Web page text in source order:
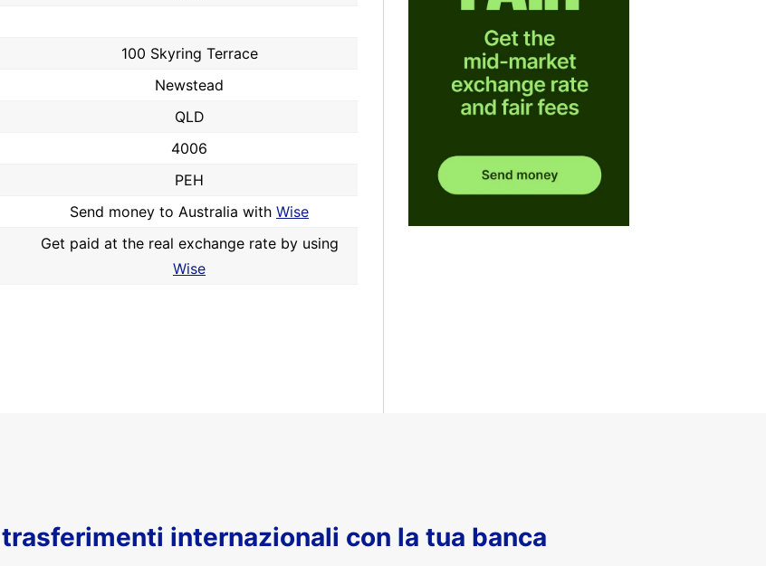
100 Skyring Terrace
Newstead
QLD
4006
PEH
Send money to Australia with Wise
Get paid at the real exchange rate by using
Wise
internazionali con la tua banca